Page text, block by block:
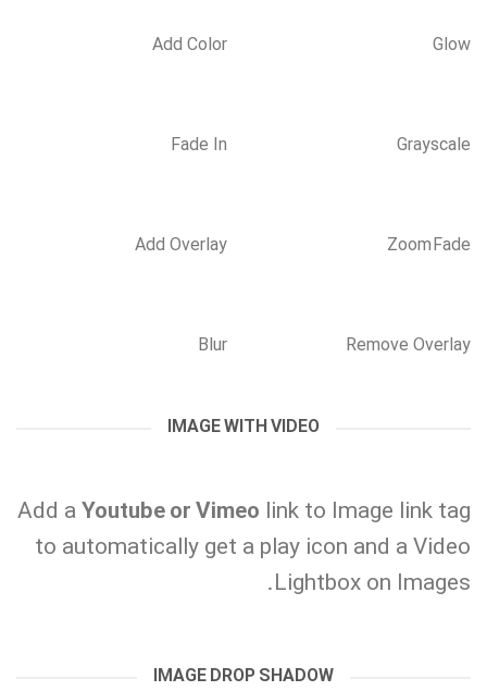
Glow
Add Color
Grayscale
Fade In
Zoom Fade
Add Overlay
Remove Overlay
Blur
IMAGE WITH VIDEO
Add aYoutube or Vimeolink to Image link tag
to automatically get a play icon and a Video
Lightbox on Images.
IMAGE DROP SHADOW